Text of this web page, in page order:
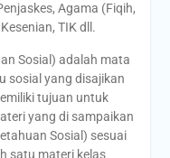
Agama (Fiqih,
TIK dll.
Sosial) adalah mata
sosial yang disajikan
tujuan untuk
yang di sampaikan
Sosial) sesuai
satu materi kelas